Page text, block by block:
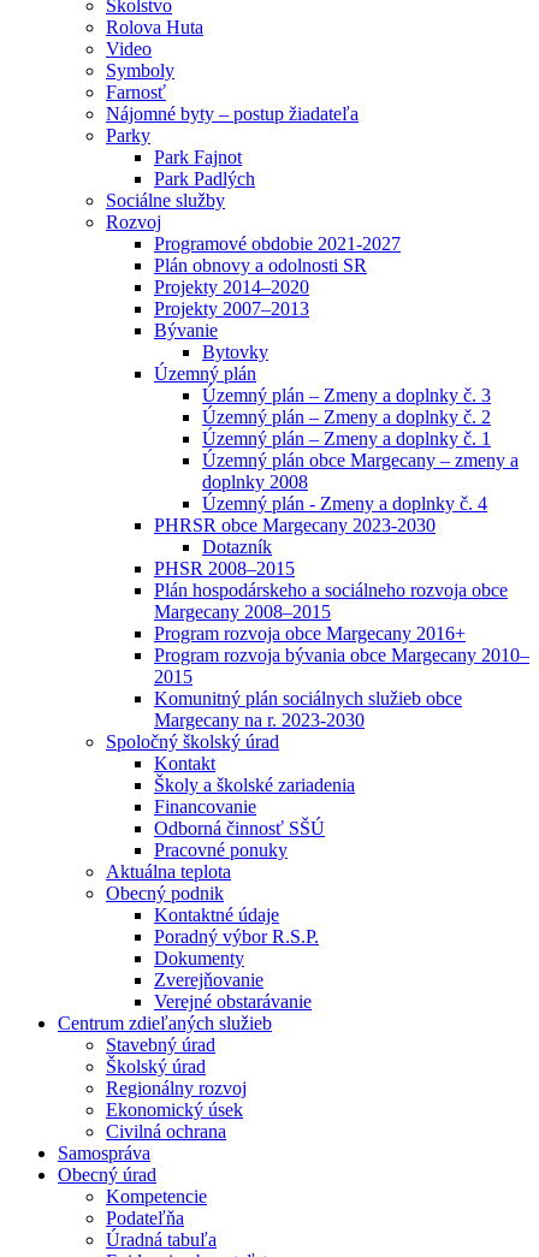
Školstvo
Rolova Huta
Video
Symboly
Farnosť
Nájomné byty – postup žiadateľa
Parky
Park Fajnot
Park Padlých
Sociálne služby
Rozvoj
Programové obdobie 2021-2027
Plán obnovy a odolnosti SR
Projekty 2014–2020
Projekty 2007–2013
Bývanie
Bytovky
Územný plán
Územný plán – Zmeny a doplnky č. 3
Územný plán – Zmeny a doplnky č. 2
Územný plán – Zmeny a doplnky č. 1
Územný plán obce Margecany – zmeny a
doplnky 2008
Územný plán - Zmeny a doplnky č. 4
PHRSR obce Margecany 2023-2030
Dotazník
PHSR 2008–2015
Plán hospodárskeho a sociálneho rozvoja obce
Margecany 2008–2015
Program rozvoja obce Margecany 2016+
Program rozvoja bývania obce Margecany 2010–
2015
Komunitný plán sociálnych služieb obce
Margecany na r. 2023-2030
Spoločný školský úrad
Kontakt
Školy a školské zariadenia
Financovanie
Odborná činnosť SŠÚ
Pracovné ponuky
Aktuálna teplota
Obecný podnik
Kontaktné údaje
Poradný výbor R.S.P.
Dokumenty
Zverejňovanie
Verejné obstarávanie
Centrum zdieľaných služieb
Stavebný úrad
Školský úrad
Regionálny rozvoj
Ekonomický úsek
Civilná ochrana
Samospráva
Obecný úrad
Kompetencie
Podateľňa
Úradná tabuľa